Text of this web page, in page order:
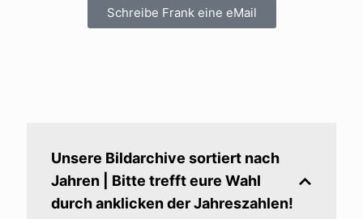
Schreibe Frank eine eMail
Unsere Bildarchive sortiert nach
Jahren | Bitte trefft eure Wahl
durch anklicken der Jahreszahlen!